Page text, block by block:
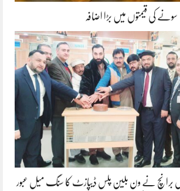
سونے کی قیمتوں میں بڑا اضافہ
برانچ نے ون بلین پلس ڈیپازٹ کا سنگ میل عبور